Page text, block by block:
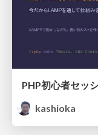
kashioka